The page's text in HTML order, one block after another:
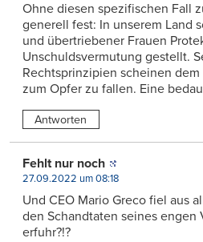
Ohne diesen spezifischen Fall
generell fest: In unserem Land
und übertriebener Frauen
Unschuldsvermutung gestellt.
Rechtsprinzipien scheinen dem
zum Opfer zu fallen. Eine
Antworten
Fehlt nur noch
27.09.2022 um 08:18
Und CEO Mario Greco fiel aus
den Schandtaten seines engen
erfuhr?!?